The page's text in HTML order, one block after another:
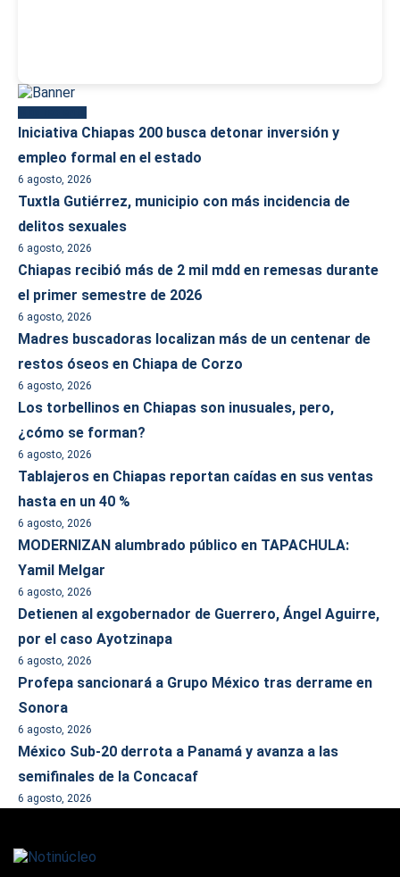
Iniciativa Chiapas 200 busca detonar inversión y
empleo formal en el estado
6 agosto, 2026
Tuxtla Gutiérrez, municipio con más incidencia de
delitos sexuales
6 agosto, 2026
Chiapas recibió más de 2 mil mdd en remesas durante
el primer semestre de 2026
6 agosto, 2026
Madres buscadoras localizan más de un centenar de
restos óseos en Chiapa de Corzo
6 agosto, 2026
Los torbellinos en Chiapas son inusuales, pero,
¿cómo se forman?
6 agosto, 2026
Tablajeros en Chiapas reportan caídas en sus ventas
hasta en un 40 %
6 agosto, 2026
MODERNIZAN alumbrado público en TAPACHULA:
Yamil Melgar
6 agosto, 2026
Detienen al exgobernador de Guerrero, Ángel Aguirre,
por el caso Ayotzinapa
6 agosto, 2026
Profepa sancionará a Grupo México tras derrame en
Sonora
6 agosto, 2026
México Sub-20 derrota a Panamá y avanza a las
semifinales de la Concacaf
6 agosto, 2026